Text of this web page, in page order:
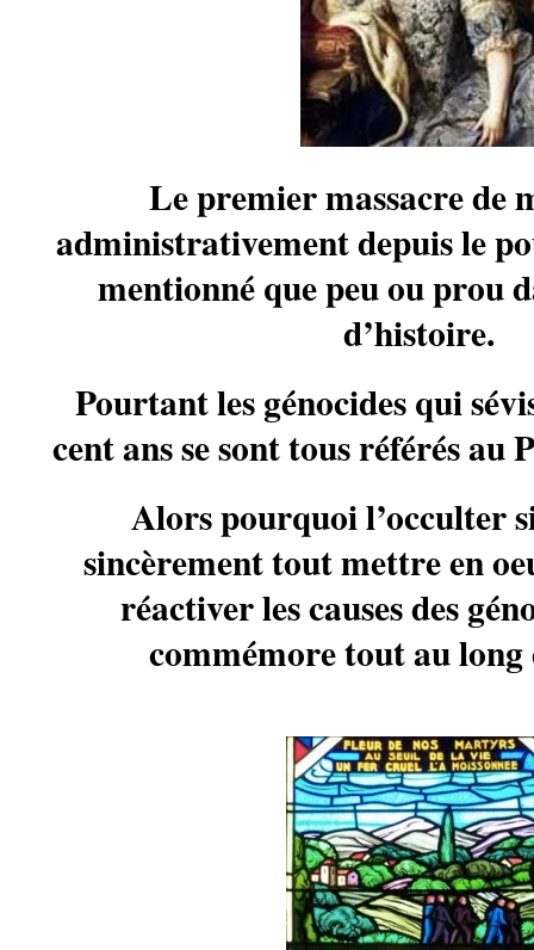
Le premier massacre de
administrativement depuis le
mentionné que peu ou prou
d’histoire.
Pourtant les génocides qui
cent ans se sont tous référés au
Alors pourquoi l’occulter
sincèrement tout mettre en
réactiver les causes des
commémore tout au long